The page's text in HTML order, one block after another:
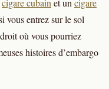
cigare cubainet uncigare
vous entrez sur le sol
où vous pourriez
histoires d’embargo